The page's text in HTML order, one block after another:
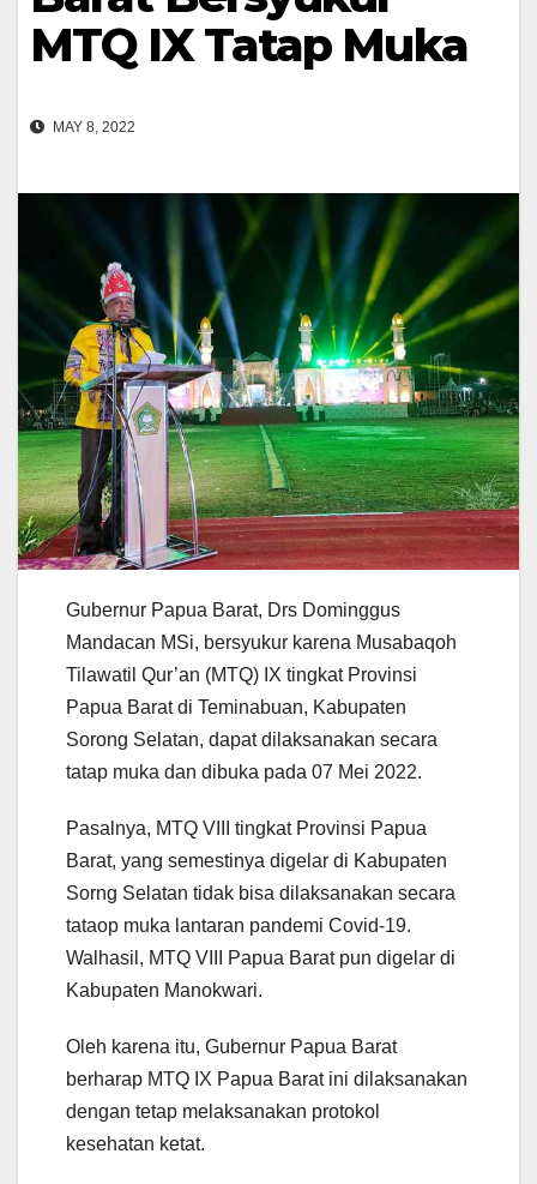
MTQ IX Tatap Muka
MAY 8, 2022
Gubernur Papua Barat, Drs Dominggus
Mandacan MSi, bersyukur karena Musabaqoh
Tilawatil Qur’an (MTQ) IX tingkat Provinsi
Papua Barat di Teminabuan, Kabupaten
Sorong Selatan, dapat dilaksanakan secara
tatap muka dan dibuka pada 07 Mei 2022.
Pasalnya, MTQ VIII tingkat Provinsi Papua
Barat, yang semestinya digelar di Kabupaten
Sorng Selatan tidak bisa dilaksanakan secara
tataop muka lantaran pandemi Covid-19.
Walhasil, MTQ VIII Papua Barat pun digelar di
Kabupaten Manokwari.
Oleh karena itu, Gubernur Papua Barat
berharap MTQ IX Papua Barat ini dilaksanakan
dengan tetap melaksanakan protokol
kesehatan ketat.